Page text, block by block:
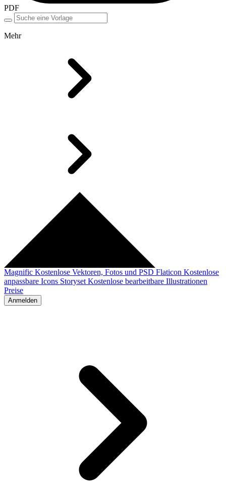
PDF
Mehr
Magnific Kostenlose Vektoren, Fotos und PSD Flaticon Kostenlose
anpassbare Icons Storyset Kostenlose bearbeitbare Illustrationen
Preise
Anmelden